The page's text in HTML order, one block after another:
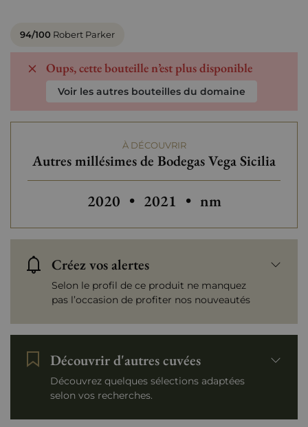
94/100 Robert Parker
Oups, cette bouteille n’est plus disponible
Voir les autres bouteilles du domaine
À DÉCOUVRIR
Autres millésimes de Bodegas Vega Sicilia
2020 • Autres millésimes de
2021 • Autres
nm
Créez vos alertes
Selon le profil de ce produit ne manquez
pas l’occasion de profiter nos nouveautés
Découvrir d'autres cuvées
Découvrez quelques sélections adaptées
selon vos recherches.